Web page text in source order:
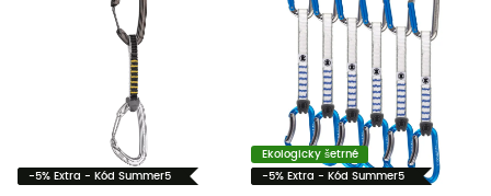
-5% Extra - Kód Summer5
Ekologicky šetrné
-5% Extra - Kód Summer5